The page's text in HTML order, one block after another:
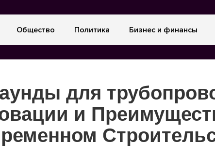
Общество Политика Бизнес и финансы
для
и